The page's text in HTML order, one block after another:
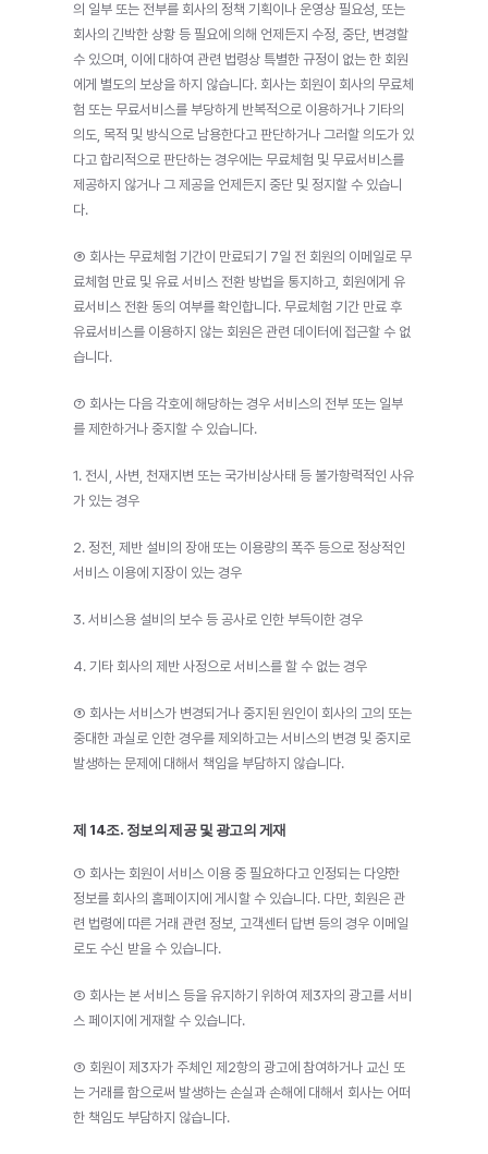
의 일부 또는 전부를 회사의 정책 기획이나 운영상 필요성, 또는
회사의 긴박한 상황 등 필요에 의해 언제든지 수정, 중단, 변경할
수 있으며, 이에 대하여 관련 법령상 특별한 규정이 없는 한 회원
에게 별도의 보상을 하지 않습니다. 회사는 회원이 회사의 무료체
험 또는 무료서비스를 부당하게 반복적으로 이용하거나 기타의
의도, 목적 및 방식으로 남용한다고 판단하거나 그러할 의도가 있
다고 합리적으로 판단하는 경우에는 무료체험 및 무료서비스를
제공하지 않거나 그 제공을 언제든지 중단 및 정지할 수 있습니
다.
⑥ 회사는 무료체험 기간이 만료되기 7일 전 회원의 이메일로 무
료체험 만료 및 유료 서비스 전환 방법을 통지하고, 회원에게 유
료서비스 전환 동의 여부를 확인합니다. 무료체험 기간 만료 후
유료서비스를 이용하지 않는 회원은 관련 데이터에 접근할 수 없
습니다.
⑦ 회사는 다음 각호에 해당하는 경우 서비스의 전부 또는 일부
를 제한하거나 중지할 수 있습니다.
1. 전시, 사변, 천재지변 또는 국가비상사태 등 불가항력적인 사유
가 있는 경우
2. 정전, 제반 설비의 장애 또는 이용량의 폭주 등으로 정상적인
서비스 이용에 지장이 있는 경우
3. 서비스용 설비의 보수 등 공사로 인한 부득이한 경우
4. 기타 회사의 제반 사정으로 서비스를 할 수 없는 경우
⑧ 회사는 서비스가 변경되거나 중지된 원인이 회사의 고의 또는
중대한 과실로 인한 경우를 제외하고는 서비스의 변경 및 중지로
발생하는 문제에 대해서 책임을 부담하지 않습니다.
제 14조. 정보의 제공 및 광고의 게재
① 회사는 회원이 서비스 이용 중 필요하다고 인정되는 다양한
정보를 회사의 홈페이지에 게시할 수 있습니다. 다만, 회원은 관
련 법령에 따른 거래 관련 정보, 고객센터 답변 등의 경우 이메일
로도 수신 받을 수 있습니다.
② 회사는 본 서비스 등을 유지하기 위하여 제3자의 광고를 서비
스 페이지에 게재할 수 있습니다.
③ 회원이 제3자가 주체인 제2항의 광고에 참여하거나 교신 또
는 거래를 함으로써 발생하는 손실과 손해에 대해서 회사는 어떠
한 책임도 부담하지 않습니다.